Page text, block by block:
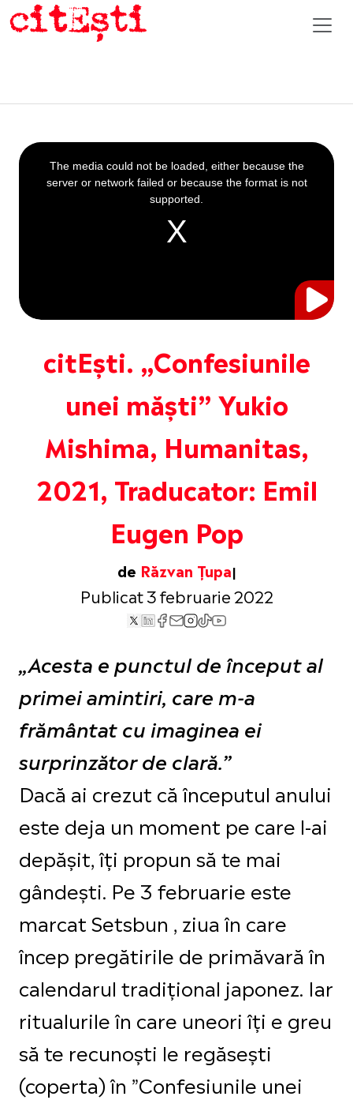
citEști. „Confesiunile
unei măști” Yukio
Mishima, Humanitas,
2021, Traducator: Emil
Eugen Pop
de Răzvan Țupa
Publicat 3 februarie 2022
This
is
a
The media could not be loaded, either because the
server or network failed or because the format is not
supported.
„Acesta e punctul de început al
primei amintiri, care m-a
frământat cu imaginea ei
surprinzător de clară.”
Dacă ai crezut că începutul anului
este deja un moment pe care l-ai
depășit, îți propun să te mai
gândești. Pe 3 februarie este
marcat Setsbun , ziua în care
încep pregătirile de primăvară în
calendarul tradițional japonez. Iar
ritualurile în care uneori îți e greu
să te recunoști le regăsești
(coperta) în ”Confesiunile unei